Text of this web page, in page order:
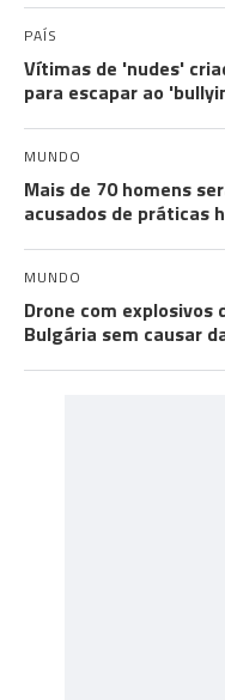
PAÍS
Vítimas de 'nudes'
para escapar ao
MUNDO
Mais de 70 homens
acusados de práticas
MUNDO
Drone com explosivos
Bulgária sem causar